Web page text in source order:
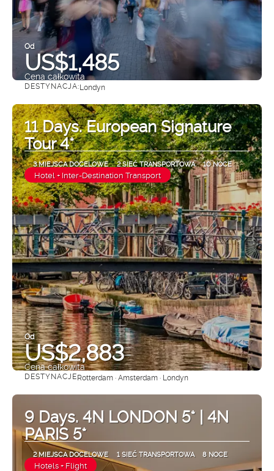
Od
US$1,485
Cena całkowita
DESTYNACJA:Londyn
11 Days. European Signature
Tour 4*
3 MIEJSCA DOCELOWE 2 SIEĆ TRANSPORTOWA 10 NOCE
Hotel + Inter-Destination Transport
Od
US$2,883
Cena całkowita
Zobacz
DESTYNACJERotterdam · Amsterdam · Londyn
9 Days. 4N LONDON 5* | 4N
PARIS 5*
2 MIEJSCA DOCELOWE 1 SIEĆ TRANSPORTOWA 8 NOCE
Hotels + Flight